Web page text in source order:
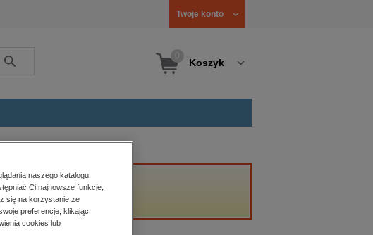
Twoje konto
Szukaj Koszyk
naszego katalogu
Ci najnowsze funkcje,
się na korzystanie ze
preferencje, klikając
cookies lub